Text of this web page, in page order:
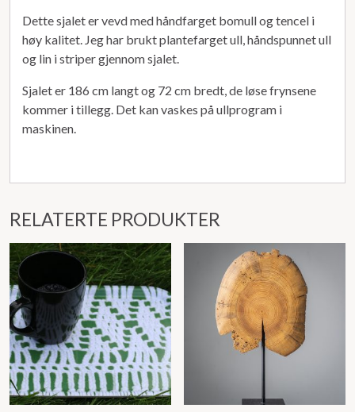
Dette sjalet er vevd med håndfarget bomull og tencel i
høy kalitet. Jeg har brukt plantefarget ull, håndspunnet ull
og lin i striper gjennom sjalet.
Sjalet er 186 cm langt og 72 cm bredt, de løse frynsene
kommer i tillegg. Det kan vaskes på ullprogram i
maskinen.
RELATERTE PRODUKTER